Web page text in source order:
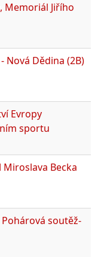
Memoriál Jiřího
Nová Dědina (2B)
Evropy
sportu
Becka
soutěž-